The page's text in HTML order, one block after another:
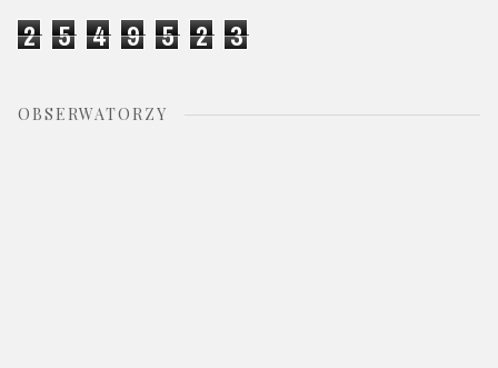
2 5 4 9 5 2 3
OBSERWATORZY